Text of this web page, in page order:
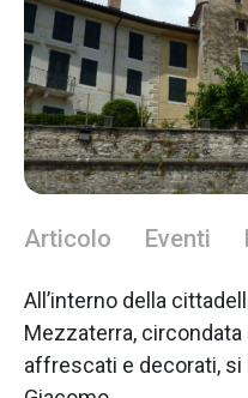
Articolo Eventi
All’interno della
Mezzaterra,
affrescati e decorati, si